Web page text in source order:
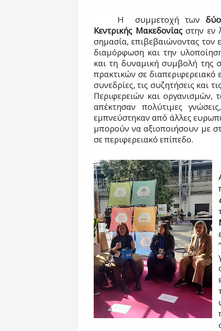
Η συμμετοχή των
Κεντρικής Μακεδονίαςστην εν
σημασία, επιβεβαιώνοντας τον
διαμόρφωση και την
και τη δυναμική συμβολή της
πρακτικών σε
συνεδρίες, τις συζητήσεις και
Περιφερειών και
απέκτησαν πολύτιμες
εμπνεύστηκαν από άλλες
μπορούν να αξιοποιήσουν με
σε περιφερειακό επίπεδο.
“